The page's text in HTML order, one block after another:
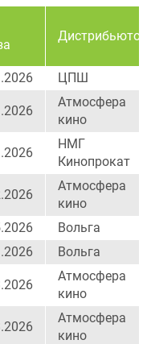
Дистрибьютор
ЦПШ
Атмосфера
кино
НМГ
Кинопрокат
Атмосфера
кино
Вольга
Вольга
Атмосфера
кино
Атмосфера
кино